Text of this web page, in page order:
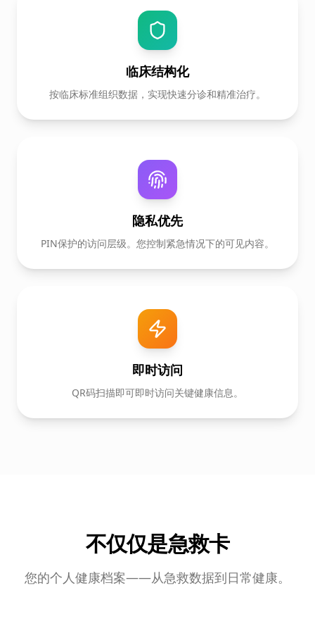
临床结构化
按临床标准组织数据，实现快速分诊和精准治疗。
隐私优先
PIN保护的访问层级。您控制紧急情况下的可见内容。
即时访问
QR码扫描即可即时访问关键健康信息。
不仅仅是急救卡
您的个人健康档案——从急救数据到日常健康。